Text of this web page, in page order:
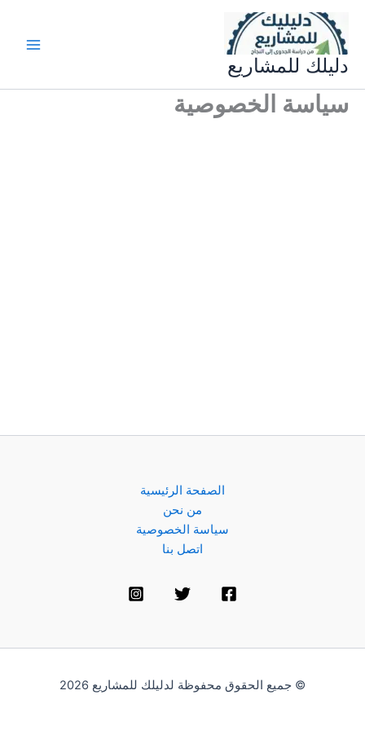
المحتوى
دليلك للمشاريع
سياسة الخصوصية
الصفحة الرئيسية
من نحن
سياسة الخصوصية
اتصل بنا
© جميع الحقوق محفوظة لدليلك للمشاريع 2026